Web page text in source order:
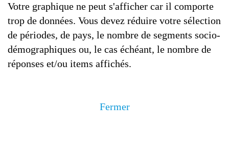
Votre graphique ne peut s'afficher car il comporte
trop de données. Vous devez réduire votre sélection
de périodes, de pays, le nombre de segments socio-
démographiques ou, le cas échéant, le nombre de
réponses et/ou items affichés.
Fermer